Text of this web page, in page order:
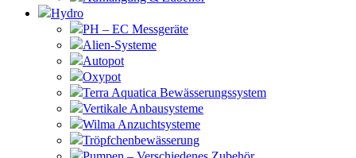
Hydro
PH – EC Messgeräte
Alien-Systeme
Autopot
Oxypot
Terra Aquatica Bewässerungssystem
Vertikale Anbausysteme
Wilma Anzuchtsysteme
Tröpfchenbewässerung